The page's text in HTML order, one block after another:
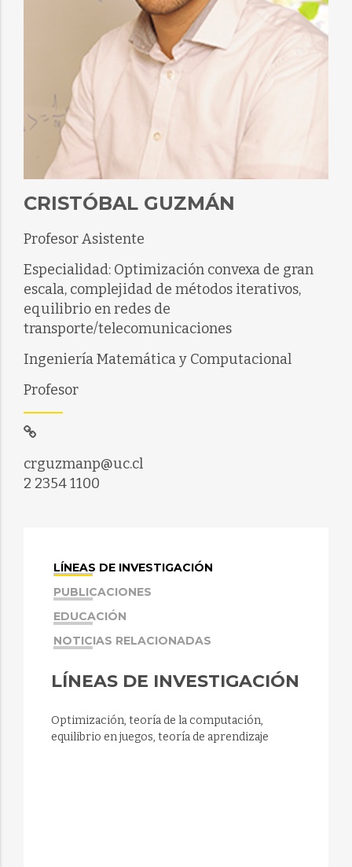
CRISTÓBAL GUZMÁN
Profesor Asistente
Especialidad: Optimización convexa de gran
escala, complejidad de métodos iterativos,
equilibrio en redes de
transporte/telecomunicaciones
Ingeniería Matemática y Computacional
Profesor
crguzmanp@uc.cl
2 2354 1100
LÍNEAS DE INVESTIGACIÓN
PUBLICACIONES
EDUCACIÓN
NOTICIAS RELACIONADAS
LÍNEAS DE INVESTIGACIÓN
Optimización, teoría de la computación,
equilibrio en juegos, teoría de aprendizaje